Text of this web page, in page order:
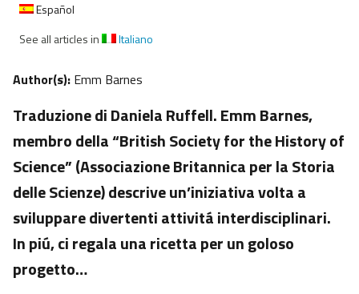
Español
See all articles in
Italiano
Author(s): Emm Barnes
Traduzione di Daniela Ruffell. Emm Barnes,
membro della “British Society for the History of
Science” (Associazione Britannica per la Storia
delle Scienze) descrive un’iniziativa volta a
sviluppare divertenti attivitá interdisciplinari.
In piú, ci regala una ricetta per un goloso
progetto…